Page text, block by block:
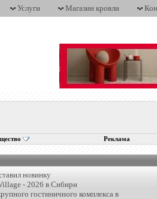
Услуги Магазин кровли
Реклама
новинку
- 2026 в Сибири
гостиничного комплекса в